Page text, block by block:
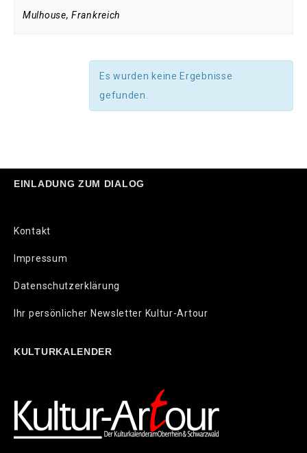
Mulhouse, Frankreich
Es wurden keine Ergebnisse
gefunden.
EINLADUNG ZUM DIALOG
Kontakt
Impressum
Datenschutzerklärung
Ihr persönlicher Newsletter Kultur-Artour
KULTURKALENDER